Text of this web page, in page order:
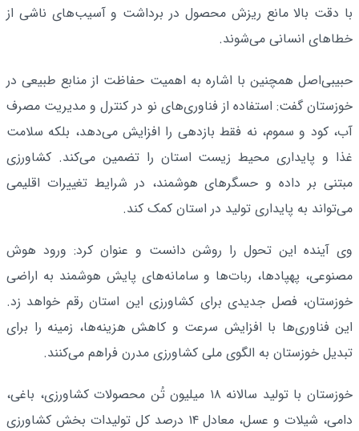
با دقت بالا مانع ریزش محصول در برداشت و آسیب‌های ناشی از
خطاهای انسانی می‌شوند.
حبیبی‌اصل همچنین با اشاره به اهمیت حفاظت از منابع طبیعی در
خوزستان گفت: استفاده از فناوری‌های نو در کنترل و مدیریت مصرف
آب، کود و سموم، نه فقط بازدهی را افزایش می‌دهد، بلکه سلامت
غذا و پایداری محیط زیست استان را تضمین می‌کند. کشاورزی
مبتنی بر داده و حسگرهای هوشمند، در شرایط تغییرات اقلیمی
می‌تواند به پایداری تولید در استان کمک کند.
وی آینده این تحول را روشن دانست و عنوان کرد: ورود هوش
مصنوعی، پهپادها، ربات‌ها و سامانه‌های پایش هوشمند به اراضی
خوزستان، فصل جدیدی برای کشاورزی این استان رقم خواهد زد.
این فناوری‌ها با افزایش سرعت و کاهش هزینه‌ها، زمینه را برای
تبدیل خوزستان به الگوی ملی کشاورزی مدرن فراهم می‌کنند.
خوزستان با تولید سالانه ۱۸ میلیون تُن محصولات کشاورزی، باغی،
دامی، شیلات و عسل، معادل ۱۴ درصد کل تولیدات بخش کشاورزی